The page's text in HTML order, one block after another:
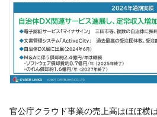
官公庁クラウド事業の売上高はほぼ横